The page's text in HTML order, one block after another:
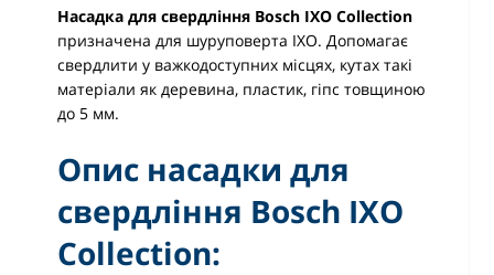
Насадка для свердління Bosch IXO Collection
призначена для шуруповерта IXO. Допомагає
свердлити у важкодоступних місцях, кутах такі
матеріали як деревина, пластик, гіпс товщиною
до 5 мм.
Опис насадки для
свердління Bosch IXO
Collection: